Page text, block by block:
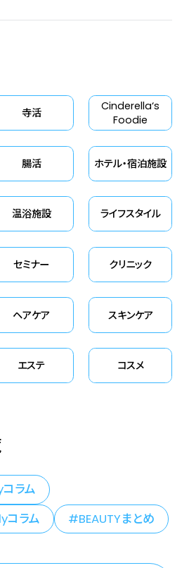
寺活
Cinderella‘s
Foodie
腸活 ホテル・宿泊施設
温浴施設 ライフスタイル
セミナー クリニック
ヘアケア スキンケア
エステ コスメ
ラム
コラム
BEAUTYまとめ